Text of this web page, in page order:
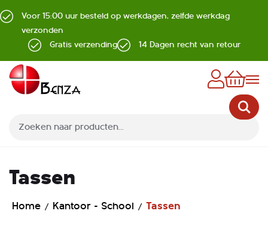
Voor 15:00 uur besteld op werkdagen, zelfde werkdag
verzonden
Gratis verzending
14 Dagen recht van retour
Tassen
Home Kantoor - School Tassen